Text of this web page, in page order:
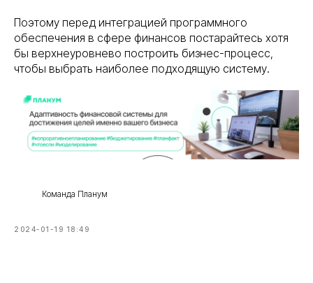
Поэтому перед интеграцией программного
обеспечения в сфере финансов постарайтесь хотя
бы верхнеуровнево построить бизнес-процесс,
чтобы выбрать наиболее подходящую систему.
Команда Планум
2024-01-19 18:49